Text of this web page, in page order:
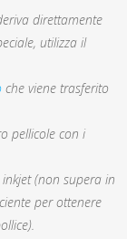
direttamente
utilizza il
che viene trasferito
pellicole con i
(non supera in
per ottenere